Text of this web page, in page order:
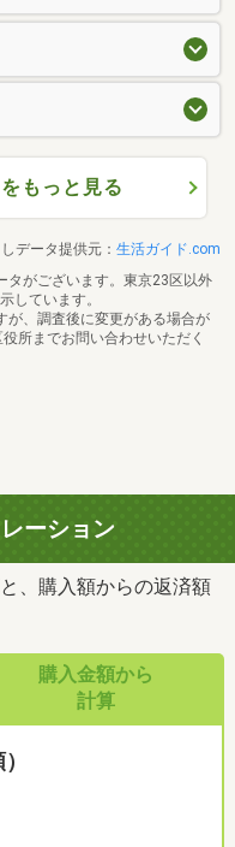
もっと見る
データ提供元： 生活ガイド.com
タがございます。東京23区以外
しています。
が、調査後に変更がある場合が
所までお問い合わせいただく
ーション
、購入額からの返済額
購入金額から
計算